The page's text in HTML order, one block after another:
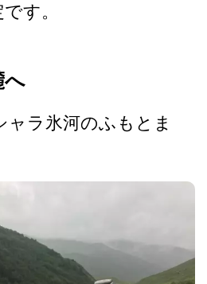
す。
へ
ラ氷河のふもとま